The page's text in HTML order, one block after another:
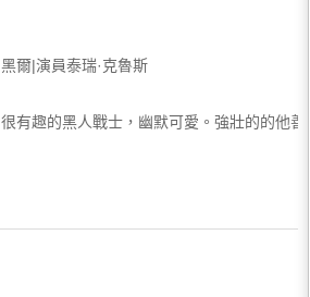
黑爾|演員泰瑞·克魯斯
很有趣的黑人戰士，幽默可愛。強壯的的他